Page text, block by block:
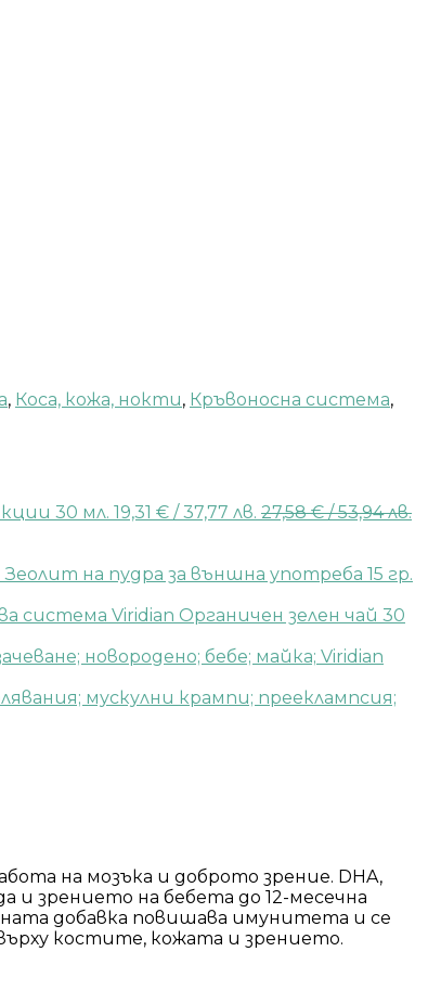
, Коса, кожа, нокти, Кръвоносна система,
30 мл. 19,31 € / 37,77 лв. 27,58€/ 53,94 лв.
на пудра за външна употреба 15 гр.
Viridian Органичен зелен чай 30
Viridian
на мозъка и доброто зрение. DHA,
и зрението на бебета до 12-месечна
добавка повишава имунитета и се
костите, кожата и зрението.